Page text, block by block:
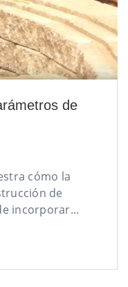
de
cómo la
de
incorporar...